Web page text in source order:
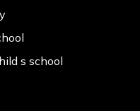
s school